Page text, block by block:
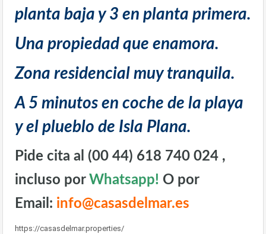
planta baja y 3 en planta primera.
Una propiedad que enamora.
Zona residencial muy tranquila.
A 5 minutos en coche de la playa
y el plueblo de Isla Plana.
Pide cita al (00 44) 618 740 024 ,
incluso porWhatsapp! O por
Email: info@casasdelmar.es
https://casasdelmar.properties/